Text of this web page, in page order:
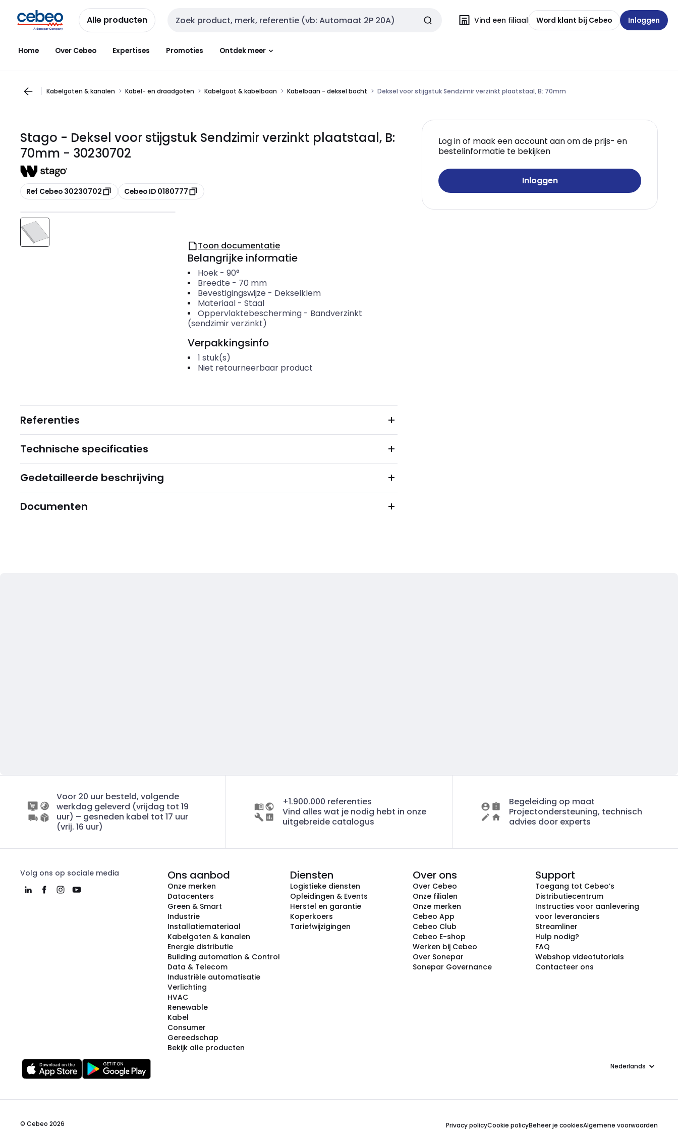
naar
navigatie
naar
inhoud
Alle producten Zoekveld invoer Vind een filiaal Word klant bij Cebeo Inloggen
Home Over Cebeo Expertises Promoties Ontdek meer
Kabelgoten & kanalen Kabel- en draadgoten Kabelgoot & kabelbaan Kabelbaan - deksel bocht Deksel voor stijgstuk Sendzimir verzinkt plaatstaal, B: 70mm
Stago - Deksel voor stijgstuk Sendzimir verzinkt plaatstaal, B:
70mm - 30230702
Kopiëren
Ref Cebeo 30230702 Kopiëren
Cebeo ID 0180777
Log in of maak een account aan om de prijs- en
bestelinformatie te bekijken
Inloggen
Toon documentatie
Belangrijke informatie
Hoek- 90°
Breedte - 70 mm
Bevestigingswijze - Dekselklem
Materiaal- Staal
Oppervlaktebescherming- Bandverzinkt
(sendzimir verzinkt)
Verpakkingsinfo
1 stuk(s)
Niet retourneerbaar product
Referenties
Technische specificaties
Gedetailleerde beschrijving
Documenten
Voor 20 uur besteld, volgende
werkdag geleverd (vrijdag tot 19
uur) – gesneden kabel tot 17 uur
(vrij. 16 uur)
+1.900.000 referenties
Vind alles wat je nodig hebt in onze
uitgebreide catalogus
Begeleiding op maat
Projectondersteuning, technisch
advies door experts
Volg ons op sociale media Ons aanbod
Onze merken
Datacenters
Green & Smart
Industrie
Installatiemateriaal
Kabelgoten & kanalen
Energie distributie
Building automation & Control
Data & Telecom
Industriële automatisatie
Verlichting
HVAC
Renewable
Kabel
Consumer
Gereedschap
Bekijk alle producten
Diensten
Logistieke diensten
Opleidingen & Events
Herstel en garantie
Koperkoers
Tariefwijzigingen
Over ons
Over Cebeo
Onze filialen
Onze merken
Cebeo App
Cebeo Club
Cebeo E-shop
Werken bij Cebeo
Over Sonepar
Sonepar Governance
Support
Toegang tot Cebeo’s
Distributiecentrum
Instructies voor aanlevering
voor leveranciers
Streamliner
Hulp nodig?
FAQ
Webshop videotutorials
Contacteer ons
Taal
© Cebeo 2026 Privacy policyCookie policyBeheer je cookiesAlgemene voorwaarden